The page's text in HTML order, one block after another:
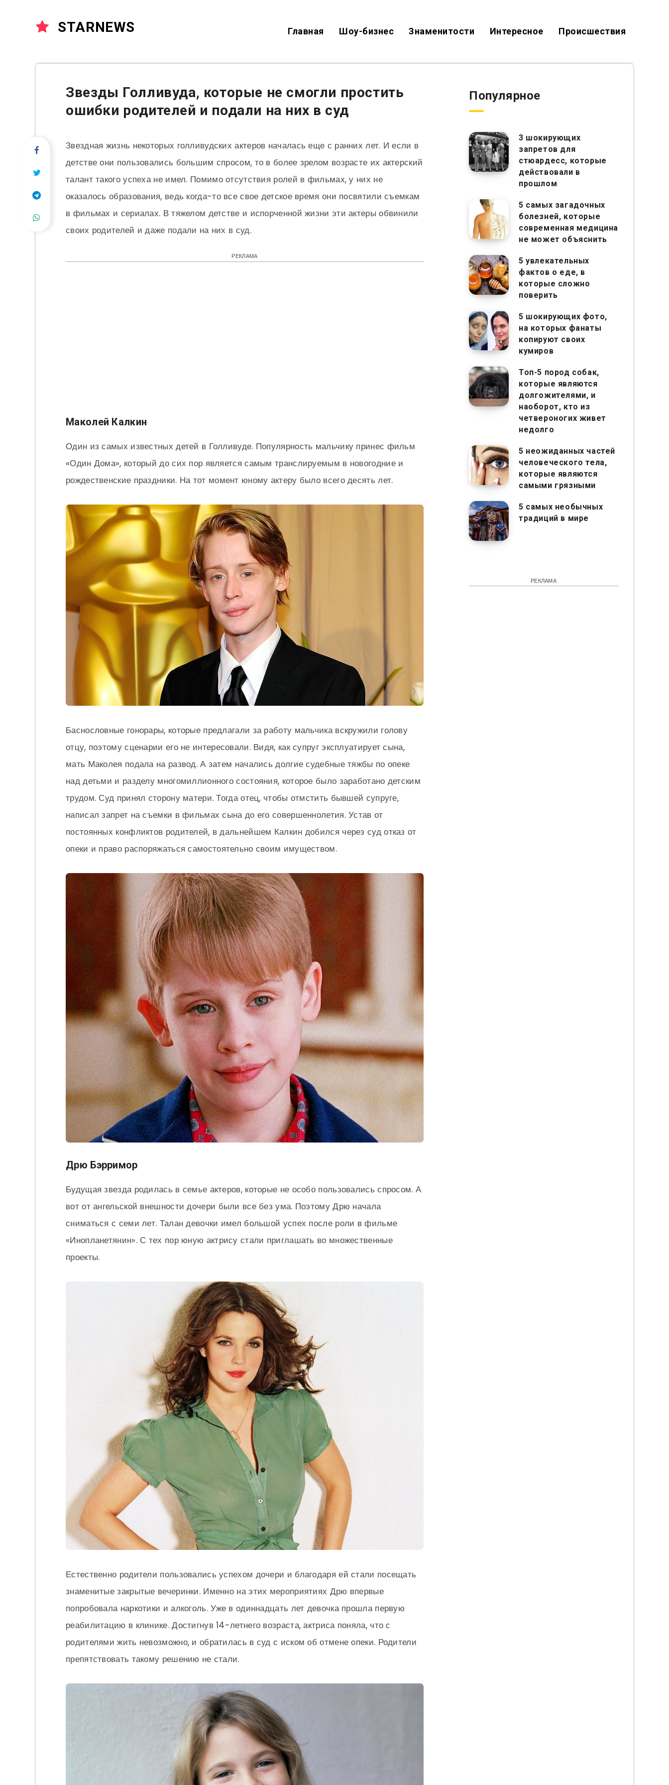
STARNEWS Главная Шоу-бизнес Знаменитости Интересное Происшествия
Звезды Голливуда, которые не смогли простить
ошибки родителей и подали на них в суд
Звездная жизнь некоторых голливудских актеров началась еще с ранних лет. И если в
детстве они пользовались большим спросом, то в более зрелом возрасте их актерский
талант такого успеха не имел. Помимо отсутствия ролей в фильмах, у них не
оказалось образования, ведь когда-то все свое детское время они посвятили съемкам
в фильмах и сериалах. В тяжелом детстве и испорченной жизни эти актеры обвинили
своих родителей и даже подали на них в суд.
РЕКЛАМА
Маколей Калкин
Один из самых известных детей в Голливуде. Популярность мальчику принес фильм
«Один Дома», который до сих пор является самым транслируемым в новогодние и
рождественские праздники. На тот момент юному актеру было всего десять лет.
Баснословные гонорары, которые предлагали за работу мальчика вскружили голову
отцу, поэтому сценарии его не интересовали. Видя, как супруг эксплуатирует сына,
мать Маколея подала на развод. А затем начались долгие судебные тяжбы по опеке
над детьми и разделу многомиллионного состояния, которое было заработано детским
трудом. Суд принял сторону матери. Тогда отец, чтобы отмстить бывшей супруге,
написал запрет на съемки в фильмах сына до его совершеннолетия. Устав от
постоянных конфликтов родителей, в дальнейшем Калкин добился через суд отказ от
опеки и право распоряжаться самостоятельно своим имуществом.
Дрю Бэрримор
Будущая звезда родилась в семье актеров, которые не особо пользовались спросом. А
вот от ангельской внешности дочери были все без ума. Поэтому Дрю начала
сниматься с семи лет. Талан девочки имел большой успех после роли в фильме
«Инопланетянин». С тех пор юную актрису стали приглашать во множественные
проекты.
Естественно родители пользовались успехом дочери и благодаря ей стали посещать
знаменитые закрытые вечеринки. Именно на этих мероприятиях Дрю впервые
попробовала наркотики и алкоголь. Уже в одиннадцать лет девочка прошла первую
реабилитацию в клинике. Достигнув 14-летнего возраста, актриса поняла, что с
родителями жить невозможно, и обратилась в суд с иском об отмене опеки. Родители
препятствовать такому решению не стали.
Популярное
3 шокирующих
запретов для
стюардесс, которые
действовали в
прошлом
5 самых загадочных
болезней, которые
современная медицина
не может объяснить
5 увлекательных
фактов о еде, в
которые сложно
поверить
5 шокирующих фото,
на которых фанаты
копируют своих
кумиров
Топ-5 пород собак,
которые являются
долгожителями, и
наоборот, кто из
четвероногих живет
недолго
5 неожиданных частей
человеческого тела,
которые являются
самыми грязными
5 самых необычных
традиций в мире
РЕКЛАМА